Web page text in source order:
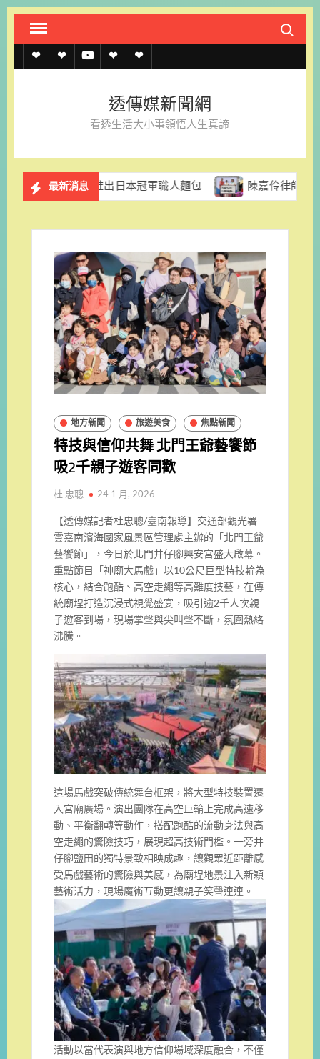
Skip
content
Search
透
約
透
上
記
單
透 聯
我
官
LINE
透傳媒新聞網
看透生活大小事領悟人生真諦
最新消息
出日本冠軍職人麵包 陳嘉伶律師創立易勝法律事務所
地方新聞 旅遊美食 焦點新聞
特技與信仰共舞 北門王爺藝饗節
吸2千親子遊客同歡
杜 忠聰 24 1 月, 2026
【透傳媒記者杜忠聰/臺南報導】交通部觀光署
雲嘉南濱海國家風景區管理處主辦的「北門王爺
藝饗節」，今日於北門井仔腳興安宮盛大啟幕。
重點節目「神廟大馬戲」以10公尺巨型特技輪為
核心，結合跑酷、高空走繩等高難度技藝，在傳
統廟埕打造沉浸式視覺盛宴，吸引逾2千人次親
子遊客到場，現場掌聲與尖叫聲不斷，氛圍熱絡
沸騰。
這場馬戲突破傳統舞台框架，將大型特技裝置遷
入宮廟廣場。演出團隊在高空巨輪上完成高速移
動、平衡翻轉等動作，搭配跑酷的流動身法與高
空走繩的驚險技巧，展現超高技術門檻。一旁井
仔腳鹽田的獨特景致相映成趣，讓觀眾近距離感
受馬戲藝術的驚險與美感，為廟埕地景注入新穎
藝術活力，現場魔術互動更讓親子笑聲連連。
活動以當代表演與地方信仰場域深度融合，不僅